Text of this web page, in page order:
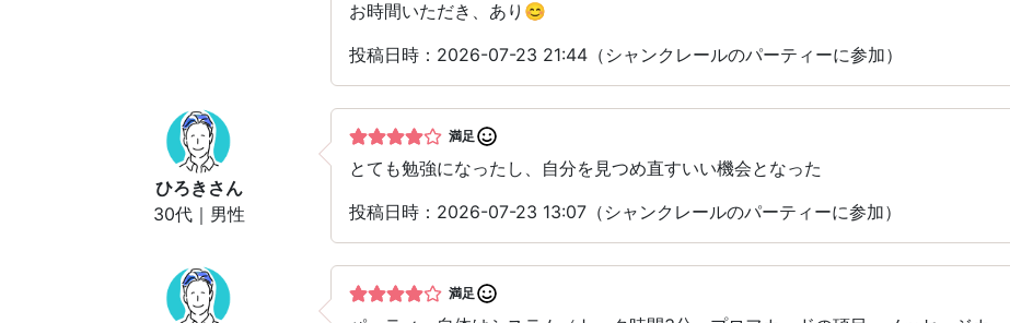
お時間いただき、あり😊
投稿日時：2026-07-23 21:44（シャンクレールのパーティーに参加）
ひろき さん
30代｜男性
満足
とても勉強になったし、自分を見つめ直すいい機会となった
投稿日時：2026-07-23 13:07（シャンクレールのパーティーに参加）
満足